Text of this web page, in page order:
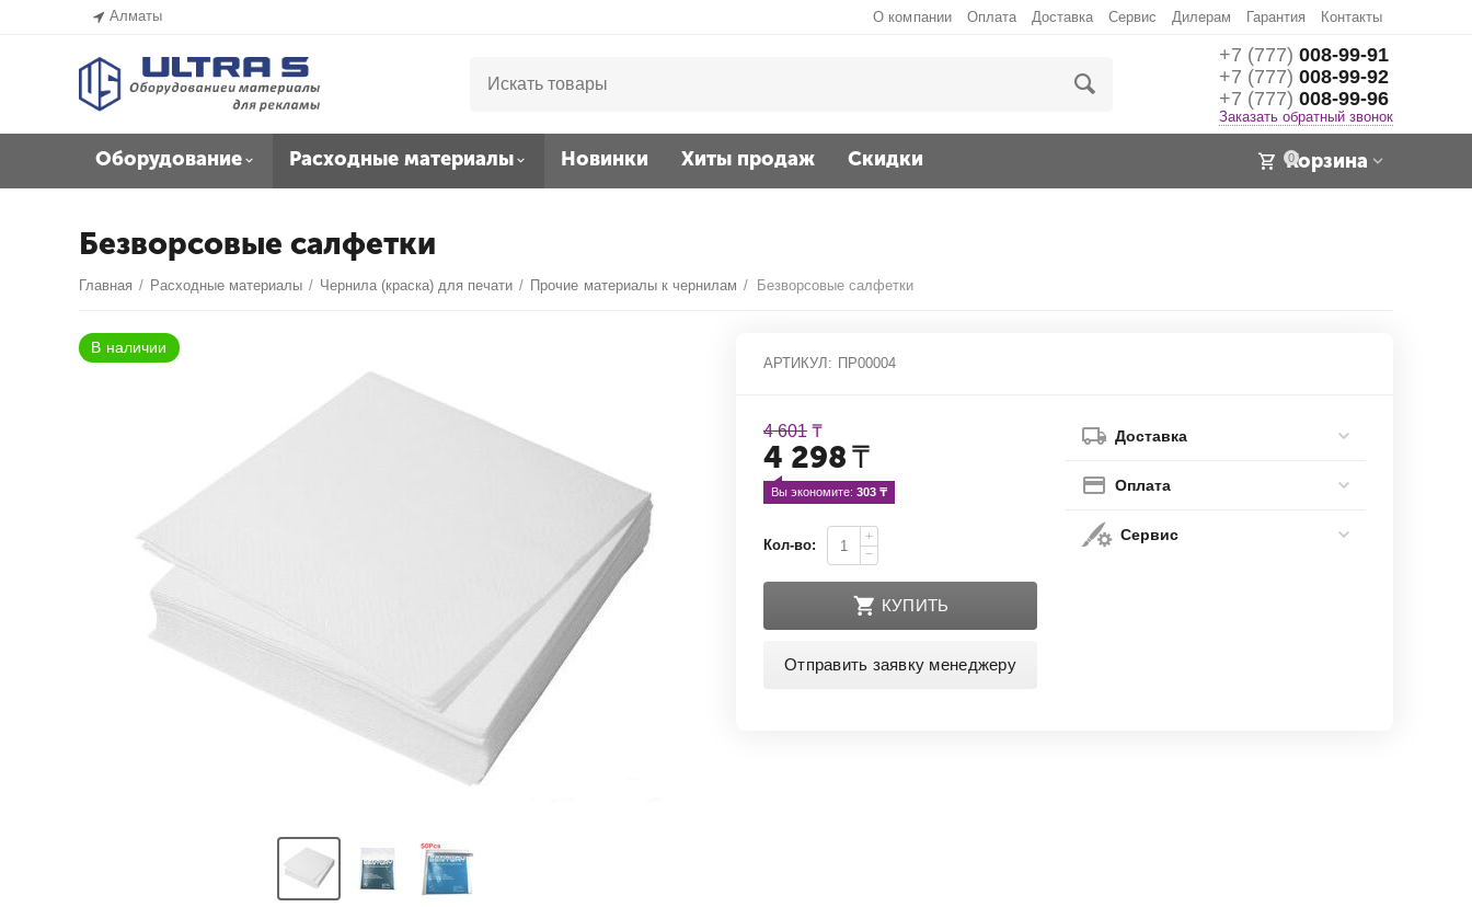
Алматы О компании Оплата Доставка Сервис Дилерам Гарантия Контакты
+7 (777) 008-99-91
+7 (777) 008-99-92
+7 (777) 008-99-96
Заказать обратный звонок
Оборудование Расходные материалы Новинки Хиты продаж Скидки 0
Корзина
Безворсовые салфетки
Главная / Расходные материалы / Чернила (краска) для печати / Прочие материалы к чернилам / Безворсовые салфетки
АРТИКУЛ: ПР00004
4 601 ₸
4 298₸
Вы экономите: 303 ₸
Кол-во:
+
−
КУПИТЬ
Отправить заявку менеджеру
Доставка
Оплата
Сервис